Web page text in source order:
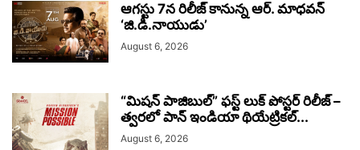
ఆగస్టు 7న రిలీజ్ కానున్న ఆర్‌. మాధవన్‌
‘జి.డి.నాయుడు’
August 6, 2026
“మిషన్ పాజిబుల్” ఫస్ట్ లుక్ పోస్టర్ రిలీజ్ –
త్వరలో పాన్ ఇండియా థియేట్రికల్...
August 6, 2026